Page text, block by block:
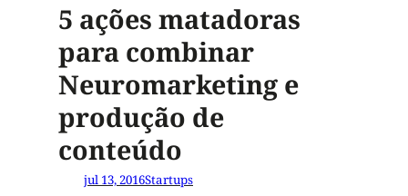
5 ações matadoras
para combinar
Neuromarketing e
produção de
conteúdo
jul 13, 2016Startups